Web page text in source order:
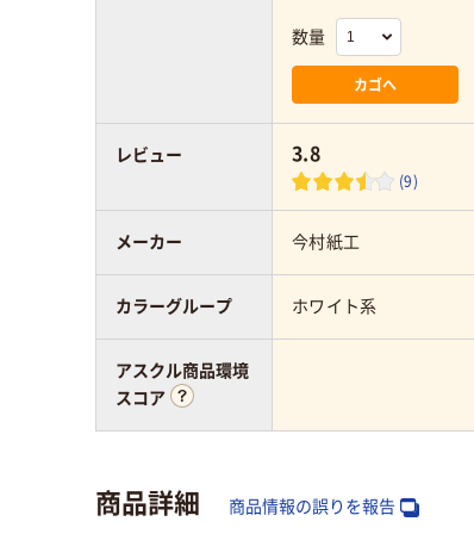
数量
カゴへ
3.8
(9)
今村紙工
ホワイト系
レビュー
メーカー
カラーグループ
アスクル商品環境
スコア
商品詳細 商品情報の誤りを報告